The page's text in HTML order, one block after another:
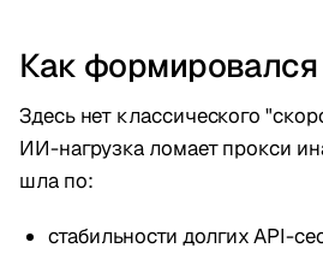
Как формировался
Здесь нет классического
ИИ-нагрузка ломает прокси
шла по:
стабильности долгих API-